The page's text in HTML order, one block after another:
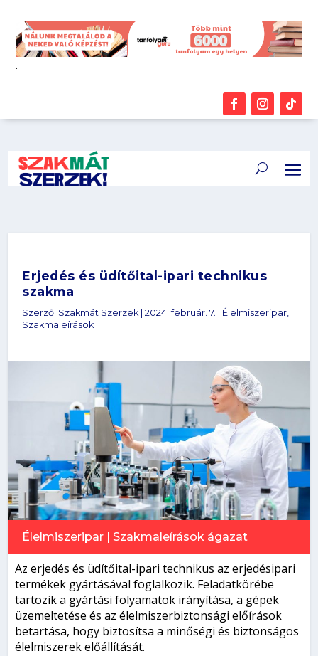
.
Erjedés és üdítőital-ipari technikus
szakma
Szerző: Szakmát Szerzek|2024. február. 7. Élelmiszeripar,
Szakmaleírások
Élelmiszeripar | Szakmaleírások ágazat
Az erjedés és üdítőital-ipari technikus az erjedésipari
termékek gyártásával foglalkozik. Feladatkörébe
tartozik a gyártási folyamatok irányítása, a gépek
üzemeltetése és az élelmiszerbiztonsági előírások
betartása, hogy biztosítsa a minőségi és biztonságos
élelmiszerek előállítását.